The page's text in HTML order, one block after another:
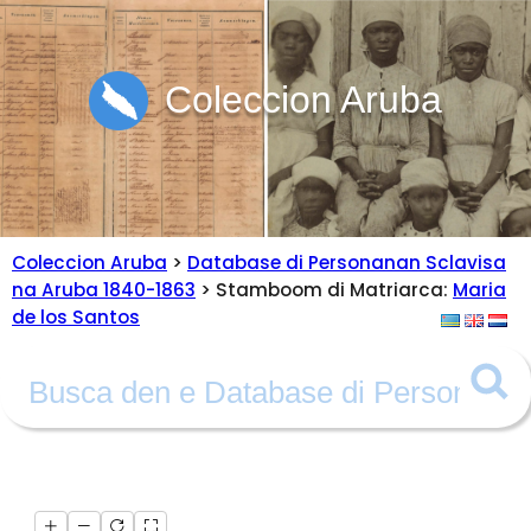
Coleccion Aruba
Coleccion Aruba > Database di Personanan Sclavisa
na Aruba 1840-1863 > Stamboom di Matriarca: Maria
de los Santos